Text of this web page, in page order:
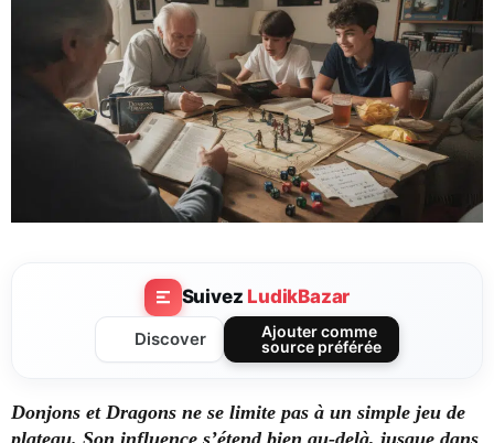
Suivez LudikBazar
Discover
Ajouter comme
source préférée
Donjons et Dragons ne se limite pas à un simple jeu de
plateau. Son influence s’étend bien au-delà, jusque dans